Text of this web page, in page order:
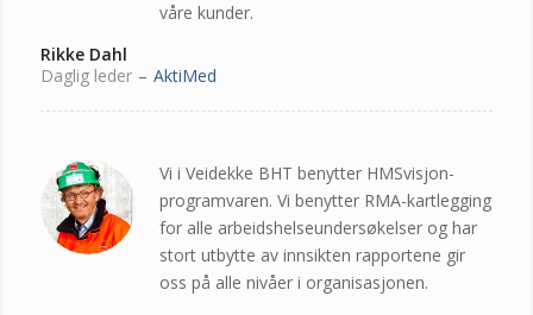
våre kunder.
Rikke Dahl
Daglig leder – AktiMed
Vi i Veidekke BHT benytter HMSvisjon-
programvaren. Vi benytter RMA-kartlegging
for alle arbeidshelseundersøkelser og har
stort utbytte av innsikten rapportene gir
oss på alle nivåer i organisasjonen.